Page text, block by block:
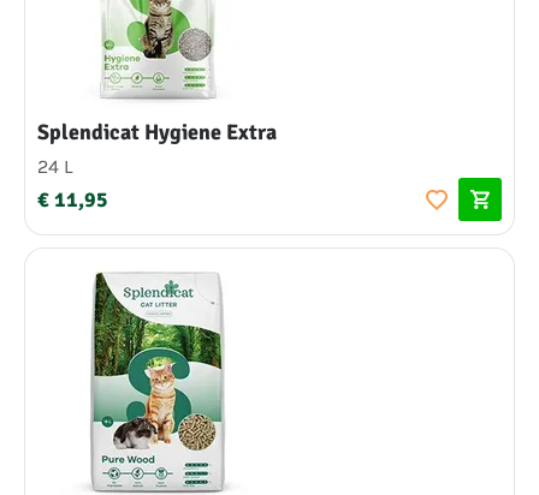
Splendicat Hygiene Extra
24 L
€ 11,95